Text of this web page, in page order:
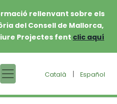
rellenvant sobre els
del Consell de Mallorca,
Projectes fent clic aquí
Català | Español